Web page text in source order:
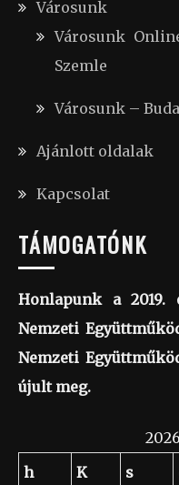
Városunk
Városunk
Szemle
Városunk –
Ajánlott oldalak
Kapcsolat
TÁMOGATÓNK
Honlapunk a 2019.
Nemzeti
Nemzeti
újult meg.
h
K s